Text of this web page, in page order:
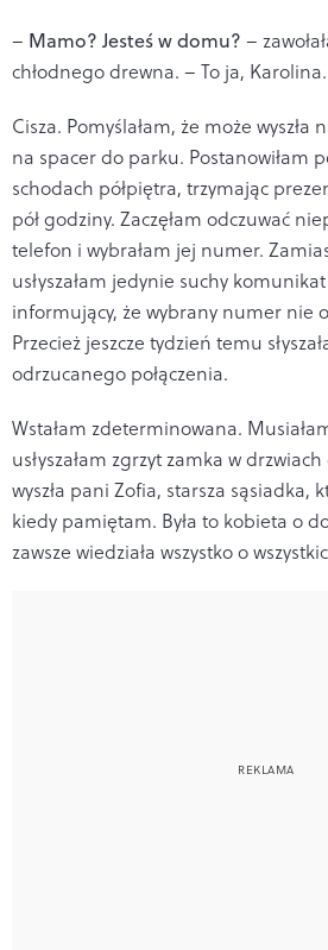
– Mamo? Jesteś w domu? –
chłodnego drewna. – To ja,
Cisza. Pomyślałam, że może wyszła
na spacer do parku. Postanowiłam
schodach półpiętra, trzymając
pół godziny. Zaczęłam odczuwać
telefon i wybrałam jej numer.
usłyszałam jedynie suchy
informujący, że wybrany numer nie
Przecież jeszcze tydzień temu
odrzucanego połączenia.
Wstałam zdeterminowana.
usłyszałam zgrzyt zamka w
wyszła pani Zofia, starsza sąsiadka,
kiedy pamiętam. Była to kobieta o
zawsze wiedziała wszystko o